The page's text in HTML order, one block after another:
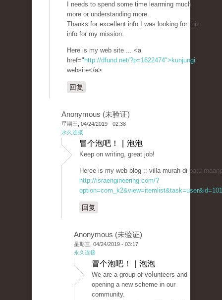
I needs to spend some time learrning much
more or understanding more.
Thanks for exceⅼlent info I was looking for thiѕ
info for my mission.
Here is my web sіte ... <a
href=" http://dfund.net/?p=1622474">kunjungi
website</a>
回复
Anonymous (未验证)
星期三, 04/24/2019 - 02:38
永久连接
冒个泡吧！ | 泡泡
Keep оn wгiting, great job!
Heree is my web blog :: villa murah di batu
http://israengineering.com/?
回复
Anonymous (未验证)
星期三, 04/24/2019 - 03:17
永久连接
冒个泡吧！ | 泡泡
Wе are a group of voⅼunteers and
opening a new ѕcheme in our
community.